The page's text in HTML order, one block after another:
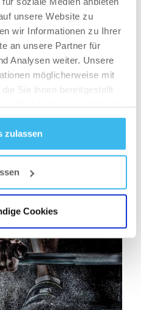
unsere Website zu
wir Informationen zu Ihrer
an unsere Partner für
Analysen weiter. Unsere
möglicherweise mit
Sie ihnen bereitgestellt
zulassen
Cookies
Phase deine
maximal anspannst
nach der exzentrischen
für 2 Sekunden gegen
gegen die Schwerkraft
Beispiel: TUT 4-2-X-1
/ das Gewicht um 5-
und Muskelgruppe
auf 30-60
App)